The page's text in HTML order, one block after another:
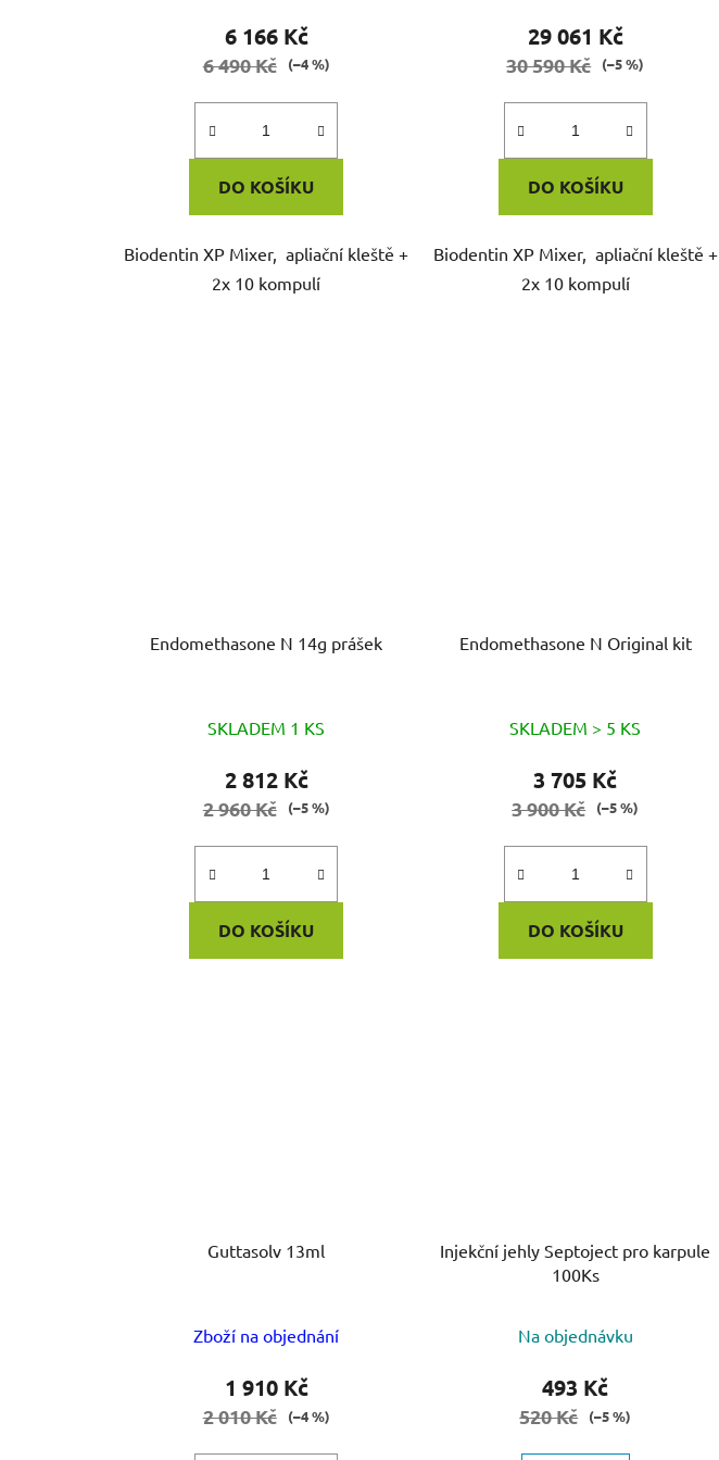
6 166 Kč
6 490 Kč (–4 %)
DO KOŠÍKU
Biodentin XP Mixer, apliační kleště +
2x 10 kompulí
29 061 Kč
30 590 Kč (–5 %)
DO KOŠÍKU
Biodentin XP Mixer, apliační kleště +
2x 10 kompulí
Endomethasone N 14g prášek
SKLADEM 1 KS
2 812 Kč
2 960 Kč (–5 %)
DO KOŠÍKU
Endomethasone N Original kit
SKLADEM > 5 KS
3 705 Kč
3 900 Kč (–5 %)
DO KOŠÍKU
Guttasolv 13ml
Zboží na objednání
1 910 Kč
2 010 Kč (–4 %)
Injekční jehly Septoject pro karpule
100Ks
Na objednávku
493 Kč
520 Kč (–5 %)